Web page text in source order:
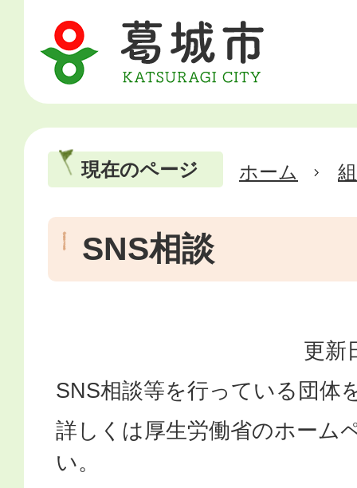
現在のページ ホーム
SNS相談
更新
SNS相談等を行っている団体
詳しくは厚生労働省のホーム
い。